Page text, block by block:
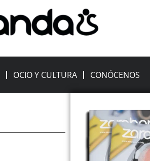
OCIO Y CULTURA CONÓCENOS